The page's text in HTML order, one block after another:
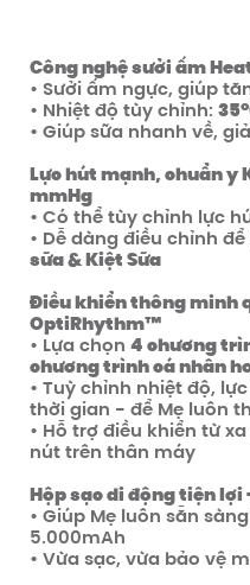
Tắt
Mã số:
Công nghệ sưởi ấm
• Sưởi ấm ngực, giúp
• Nhiệt độ tùy chỉnh:
• Giúp sữa nhanh về,
Lực hút mạnh, chuẩn y
mmHg
• Có thể tùy chỉnh lực
• Dễ dàng điều chỉnh
sữa & Kiệt Sữa
Điều khiển thông minh
OptiRhythm™
• Lựa chọn 4 chương
chương trình cá nhân
• Tuỳ chỉnh nhiệt độ,
thời gian - để Mẹ luôn
• Hỗ trợ điều khiển từ
nút trên thân máy
Hộp sạc di động tiện lợi
• Giúp Mẹ luôn sẵn
5.000mAh
• Vừa sạc, vừa bảo vệ